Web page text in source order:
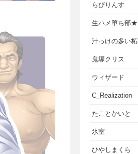
らびりんす
生ハメ堕ち部
汁っけの多い
鬼塚クリス
ウィザード
C_Realization
たことかいと
氷室
ひやしまくら